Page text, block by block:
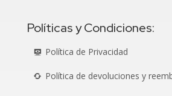
Políticas y Condiciones:
Política de Privacidad
Política de devoluciones y